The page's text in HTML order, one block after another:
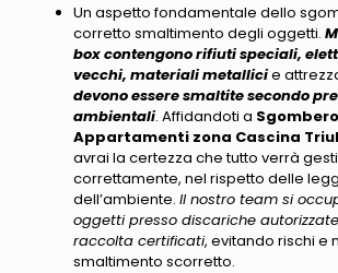
Un aspetto fondamentale dello
corretto smaltimento degli oggetti.
box contengono rifiuti speciali,
vecchi, materiali metallicie
devono essere smaltite secondo
ambientali. Affidandoti a Sgombero
Appartamenti zona Cascina
avrai la certezza che tutto verrà
correttamente, nel rispetto delle
dell’ambiente. Il nostro team si
oggetti presso discariche
raccolta certificati, evitando rischi e
smaltimento scorretto.